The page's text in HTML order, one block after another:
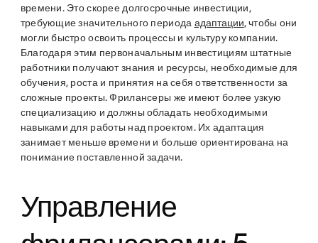
времени. Это скорее долгосрочные инвестиции,
требующие значительного периода адаптации, чтобы они
могли быстро освоить процессы и культуру компании.
Благодаря этим первоначальным инвестициям штатные
работники получают знания и ресурсы, необходимые для
обучения, роста и принятия на себя ответственности за
сложные проекты. Фрилансеры же имеют более узкую
специализацию и должны обладать необходимыми
навыками для работы над проектом. Их адаптация
занимает меньше времени и больше ориентирована на
понимание поставленной задачи.
Управление